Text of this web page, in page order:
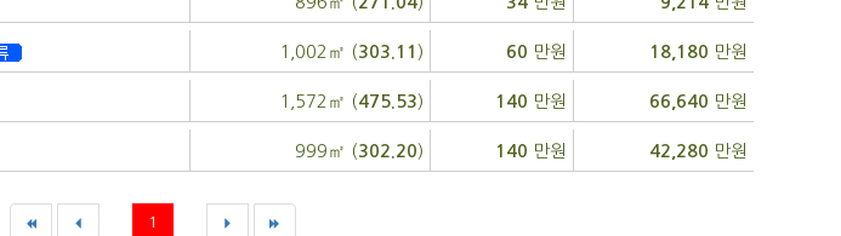
1,002㎡ (303.11 ) 60 만원 18,180 만원
1,572㎡ (475.53) 140 만원 66,640 만원
999㎡ (302.20) 140 만원 42,280 만원
1